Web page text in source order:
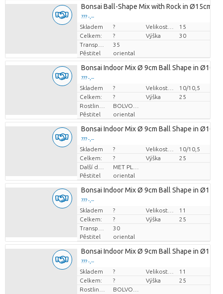
Bonsai Ball-Shape Mix with Rock in Ø15cm
??? -,--
Cena za kus
Skladem ?
15
Celkem:
? Výška
30
35
Pěstitel
oriental
Bonsai Indoor Mix Ø 9cm Ball Shape in
??? -,--
Cena za kus
Skladem ?
10/10,5
Celkem:
? Výška
25
Pěstitel
oriental
Bonsai Indoor Mix Ø 9cm Ball Shape in
??? -,--
Cena za kus
Skladem ?
10/10,5
Celkem:
? Výška
25
Pěstitel
oriental
Bonsai Indoor Mix Ø 9cm Ball Shape in
??? -,--
Cena za kus
Skladem ?
11
Celkem:
? Výška
25
30
Pěstitel
oriental
Bonsai Indoor Mix Ø 9cm Ball Shape in
??? -,--
Cena za kus
Skladem ?
11
Celkem:
? Výška
25